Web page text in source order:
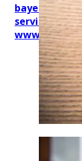
service.de
www.btg-